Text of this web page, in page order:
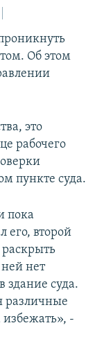
Об этом
это
рабочего
пункте суда.
пока
его, второй
ней нет
здание суда.
различные
избежать», -